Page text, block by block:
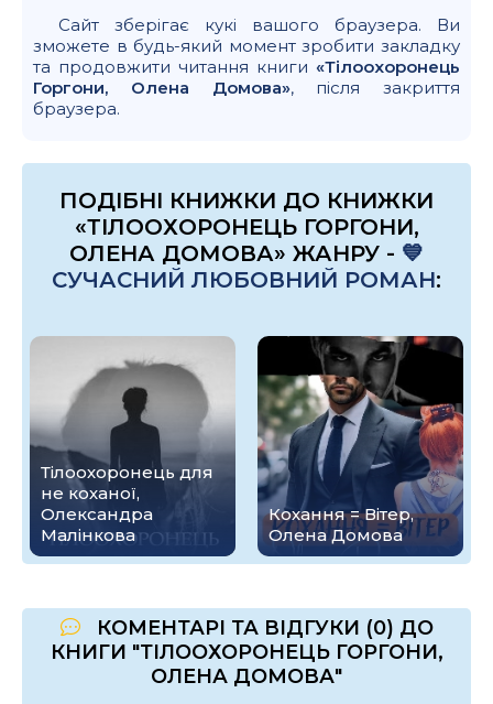
Сайт зберігає кукі вашого браузера. Ви
зможете в будь-який момент зробити закладку
та продовжити читання книги «Тілоохоронець
Горгони, Олена Домова», після закриття
браузера.
ПОДІБНІ КНИЖКИ ДО КНИЖКИ
«ТІЛООХОРОНЕЦЬ ГОРГОНИ,
ОЛЕНА ДОМОВА» ЖАНРУ - 💙
СУЧАСНИЙ ЛЮБОВНИЙ РОМАН:
Тілоохоронець для
не коханої,
Олександра
Малінкова
Кохання = Вітер,
Олена Домова
КОМЕНТАРІ ТА ВІДГУКИ (0) ДО
КНИГИ "ТІЛООХОРОНЕЦЬ ГОРГОНИ,
ОЛЕНА ДОМОВА"